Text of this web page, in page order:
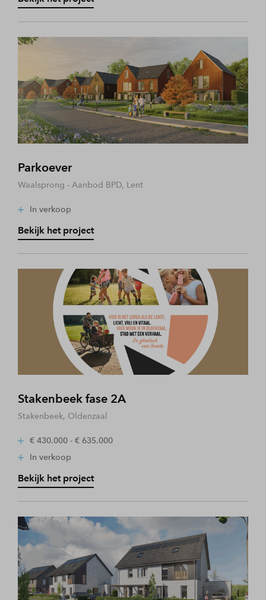
Parkoever
Waalsprong - Aanbod BPD, Lent
In verkoop
Bekijk het project
Stakenbeek fase 2A
Stakenbeek, Oldenzaal
€ 430.000 - € 635.000
In verkoop
Bekijk het project